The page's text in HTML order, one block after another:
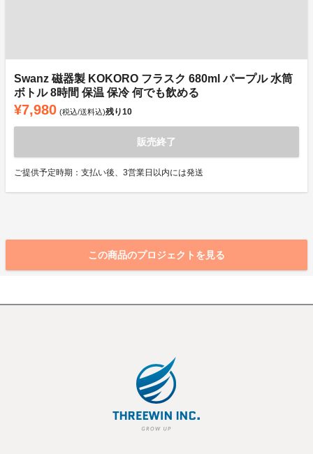
Swanz 磁器製 KOKORO フラスク 680ml パープル 水筒
ボトル 8時間 保温 保冷 何でも飲める
¥7,980 (税込/送料込)残り10
販売終了
ご提供予定時期：支払い後、3営業日以内には発送
この商品のプロジェクトを見る